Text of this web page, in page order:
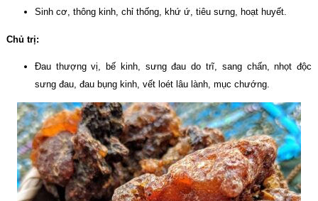
Sinh cơ, thông kinh, chỉ thống, khứ ứ, tiêu sưng, hoạt huyết.
Chủ trị:
Đau thượng vị, bế kinh, sưng đau do trĩ, sang chấn, nhọt độc
sưng đau, đau bụng kinh, vết loét lâu lành, mục chướng.